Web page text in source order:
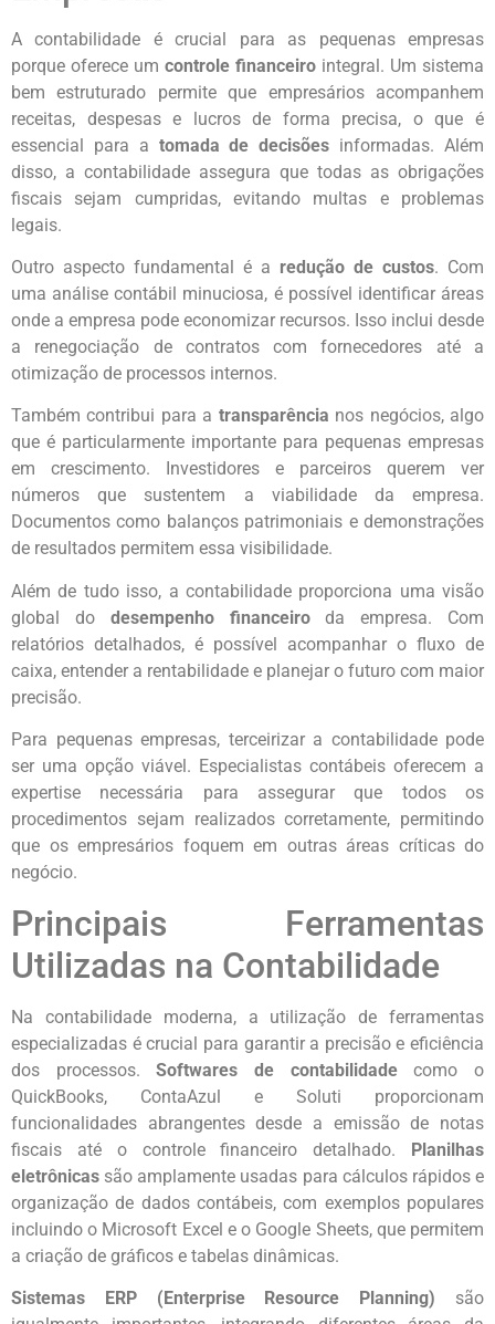
A contabilidade é crucial para as pequenas empresas
porque oferece um controle financeiro integral. Um sistema
bem estruturado permite que empresários acompanhem
receitas, despesas e lucros de forma precisa, o que é
essencial para a tomada de decisões informadas. Além
disso, a contabilidade assegura que todas as obrigações
fiscais sejam cumpridas, evitando multas e problemas
legais.
Outro aspecto fundamental é a redução de custos. Com
uma análise contábil minuciosa, é possível identificar áreas
onde a empresa pode economizar recursos. Isso inclui desde
a renegociação de contratos com fornecedores até a
otimização de processos internos.
Também contribui para a transparência nos negócios, algo
que é particularmente importante para pequenas empresas
em crescimento. Investidores e parceiros querem ver
números que sustentem a viabilidade da empresa.
Documentos como balanços patrimoniais e demonstrações
de resultados permitem essa visibilidade.
Além de tudo isso, a contabilidade proporciona uma visão
global do desempenho financeiroda empresa. Com
relatórios detalhados, é possível acompanhar o fluxo de
caixa, entender a rentabilidade e planejar o futuro com maior
precisão.
Para pequenas empresas, terceirizar a contabilidade pode
ser uma opção viável. Especialistas contábeis oferecem a
expertise necessária para assegurar que todos os
procedimentos sejam realizados corretamente, permitindo
que os empresários foquem em outras áreas críticas do
negócio.
Principais Ferramentas
Utilizadas na Contabilidade
Na contabilidade moderna, a utilização de ferramentas
especializadas é crucial para garantir a precisão e eficiência
dos processos.Softwares de contabilidadecomo o
QuickBooks, ContaAzul e Soluti proporcionam
funcionalidades abrangentes desde a emissão de notas
fiscais até o controle financeiro detalhado. Planilhas
eletrônicas são amplamente usadas para cálculos rápidos e
organização de dados contábeis, com exemplos populares
incluindo o Microsoft Excel e o Google Sheets, que permitem
a criação de gráficos e tabelas dinâmicas.
Sistemas ERP (Enterprise Resource Planning) são